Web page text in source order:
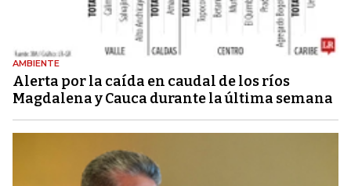
AMBIENTE
Alerta por la caída en caudal de los ríos
Magdalena y Cauca durante la última semana